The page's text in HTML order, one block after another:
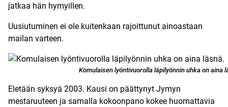
jatkaa hän hymyillen.
Uusiutuminen ei ole kuitenkaan rajoittunut ainoastaan
mailan varteen.
Komulaisen lyöntivuorolla läpilyönnin uhka on aina
Eletään syksyä 2003. Kausi on päättynyt Jymyn
mestaruuteen ja samalla kokoonpano kokee huomattavia